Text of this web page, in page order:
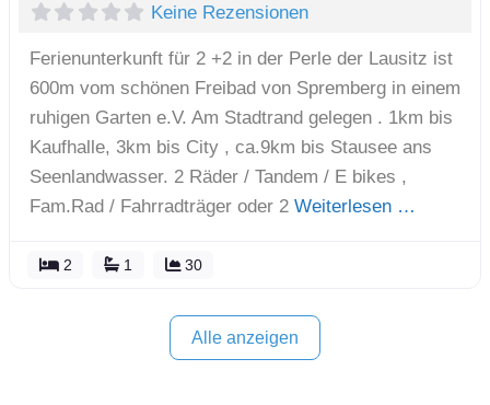
Keine Rezensionen
Ferienunterkunft für 2 +2 in der Perle der Lausitz ist
600m vom schönen Freibad von Spremberg in einem
ruhigen Garten e.V. Am Stadtrand gelegen . 1km bis
Kaufhalle, 3km bis City , ca.9km bis Stausee ans
Seenlandwasser. 2 Räder / Tandem / E bikes ,
Fam.Rad / Fahrradträger oder 2 Weiterlesen …
2 1 30
Alle anzeigen